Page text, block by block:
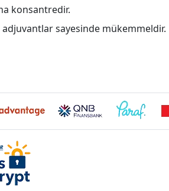
konsantredir.
adjuvantlar sayesinde mükemmeldir.